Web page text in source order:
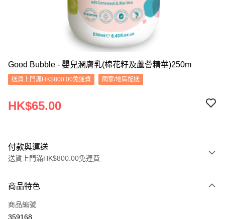
Good Bubble - 嬰兒潤膚乳(棉花籽及蘆薈精華)250m
送貨上門滿HK$800.00免運費 國家/地區配送
HK$65.00
付款與運送
送貨上門滿HK$800.00免運費
信用卡
Apple Pay
商品特色
商品編號
359168